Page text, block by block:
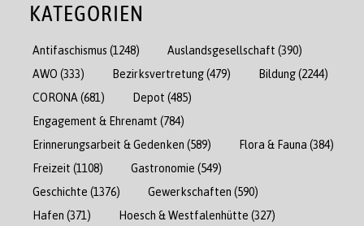
KATEGORIEN
Antifaschismus (1248) Auslandsgesellschaft (390)
AWO (333) Bezirksvertretung(479) Bildung(2244)
CORONA (681) Depot (485)
Engagement & Ehrenamt (784)
Erinnerungsarbeit & Gedenken (589) Flora & Fauna (384)
Freizeit (1108) Gastronomie (549)
Geschichte (1376) Gewerkschaften (590)
Hafen (371) Hoesch & Westfalenhütte (327)